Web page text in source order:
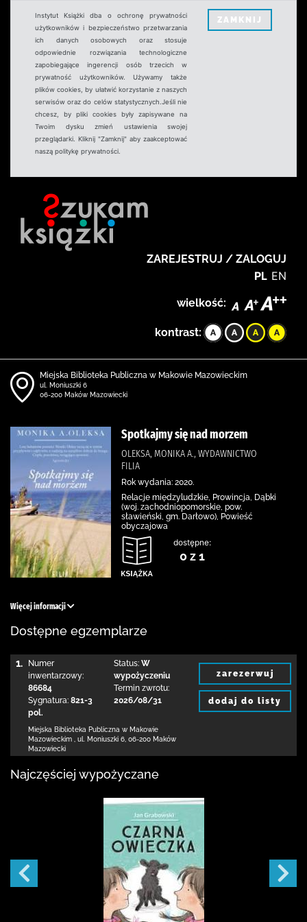
Instytut Książki dba o ochronę prywatności
użytkowników i bezpieczeństwo przetwarzania
ich danych osobowych oraz stosuje
odpowiednie rozwiązania technologiczne
zapobiegające ingerencji osób trzecich w
prywatność użytkowników. Używamy także
plików cookies, by ułatwić korzystanie z naszych
serwisów oraz do celów statystycznych.Jeśli nie
chcesz, by pliki cookies były zapisywane na
Twoim dysku zmień ustawienia swojej
przeglądarki. Kliknij "Zamknij" aby zaakceptować
naszą politykę prywatności.
ZAMKNIJ
ZAREJESTRUJ / ZALOGUJ
PL EN
wielkość:
kontrast:
Miejska Biblioteka Publiczna w Makowie Mazowieckim
ul. Moniuszki 6
06-200 Maków Mazowiecki
Spotkajmy się nad morzem
OLEKSA, MONIKA A., WYDAWNICTWO
FILIA
Rok wydania: 2020.
Relacje międzyludzkie, Prowincja, Dąbki
(woj. zachodniopomorskie, pow.
sławieński, gm. Darłowo), Powieść
obyczajowa
dostępne:
0 z 1
Więcej informacji
Dostępne egzemplarze
1.
Numer
inwentarzowy:
86684
Sygnatura: 821-3
pol.
Status: W
wypożyczeniu
Termin zwrotu:
2026/08/31
Miejska Biblioteka Publiczna w Makowie
Mazowieckim
ul. Moniuszki 6 06-200 Maków
Mazowiecki
zarezerwuj
dodaj do listy
Najczęściej wypożyczane